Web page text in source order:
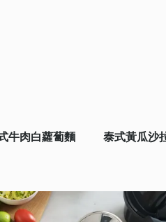
牛肉白蘿蔔麵 泰式黃瓜沙